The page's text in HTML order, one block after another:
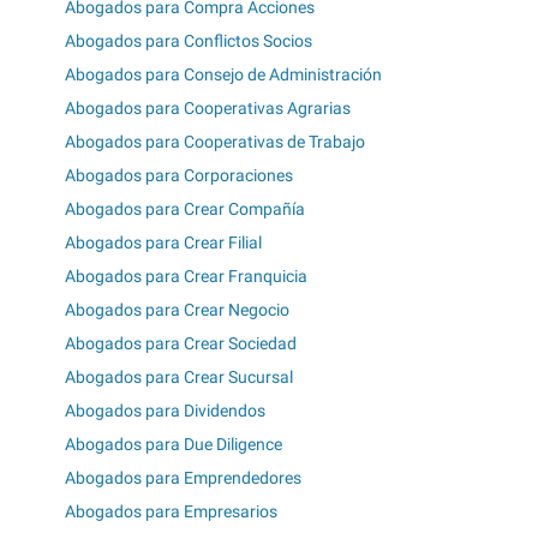
Abogados para Compra Acciones
Abogados para Conflictos Socios
Abogados para Consejo de Administración
Abogados para Cooperativas Agrarias
Abogados para Cooperativas de Trabajo
Abogados para Corporaciones
Abogados para Crear Compañía
Abogados para Crear Filial
Abogados para Crear Franquicia
Abogados para Crear Negocio
Abogados para Crear Sociedad
Abogados para Crear Sucursal
Abogados para Dividendos
Abogados para Due Diligence
Abogados para Emprendedores
Abogados para Empresarios